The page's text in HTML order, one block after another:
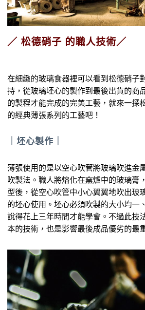
／ 松德硝子 的職人技術／
在細緻的玻璃食器裡可以看到松德硝子
持，從玻璃坯心的製作到最後出貨的商
的製程才能完成的完美工藝，就來一探
的經典薄張系列的工藝吧！
｜坯心製作｜
薄張使用的是以空心吹管將玻璃吹進金
吹製法。職人將熔化在窯爐中的玻璃膏
型後，從空心吹管中小心翼翼地吹出玻
的坯心使用。坯心必須吹製的大小均一
說得花上三年時間才能學會。不過此技
本的技術，也是影響最後成品優劣的最